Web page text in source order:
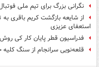
نگرانی بزرگ برای تیم ملی
از شایعه بازگشت کریم باقری
استعفای عزیزی
فدراسیون قطر پایان کار کی روش
قلعه‌نویی سرانجام از سنگ